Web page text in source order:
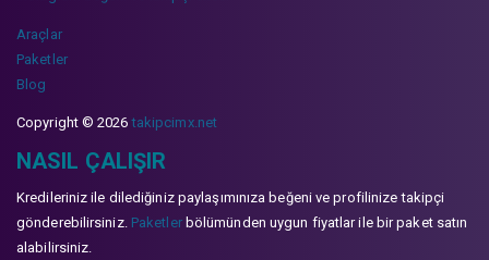
Araçlar
Paketler
Blog
Copyright © 2026takipcimx.net
NASIL ÇALIŞIR
Kredileriniz ile dilediğiniz paylaşımınıza beğeni ve profilinize takipçi
gönderebilirsiniz. Paketlerbölümünden uygun fiyatlar ile bir paket satın
alabilirsiniz.